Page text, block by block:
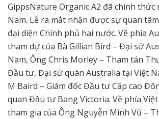
GippsNature Organic A2 đã chính thức
Nam. Lễ ra mắt nhận được sự quan
đại diện Chính phủ hai nước. Về phía
tham dự của Bà Gillian Bird – Đại sứ
Nam, Ông Chris Morley – Tham tán
Đầu tư, Đại sứ quán Australia tại Việt
M Baird – Giám đốc Đầu tư Cấp cao
quan Đầu tư Bang Victoria. Về phía
tham gia của Ông Nguyễn Minh Vũ –